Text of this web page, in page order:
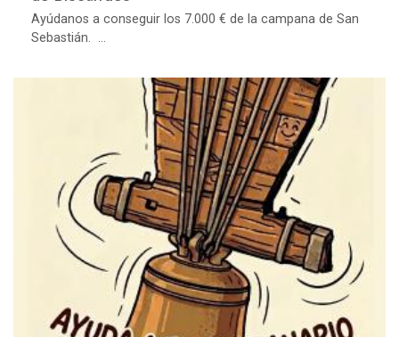
Ayúdanos a conseguir los 7.000 € de la campana de San
Sebastián. ...